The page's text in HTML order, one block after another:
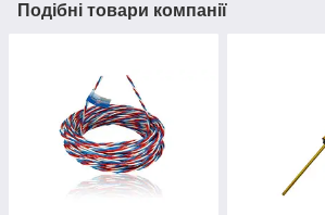
Подібні товари компанії